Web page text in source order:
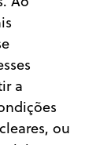
a
ou